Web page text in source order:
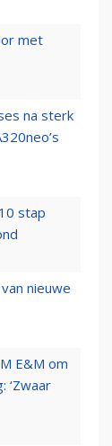
met
na sterk
stap
nieuwe
E&M om
‘Zwaar